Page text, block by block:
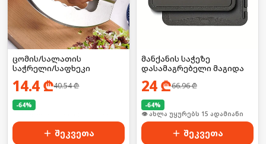
ცომის/სალათის
საჭრელი/საფხეკი
14.4₾40.54₾
-64%
შეკვეთა
მანქანის საჭეზე
დასამაგრებელი მაგიდა
24₾66.96₾
-64%
🛒 ბოლო 24სთ-ში იყიდა 20-მა
შეკვეთა